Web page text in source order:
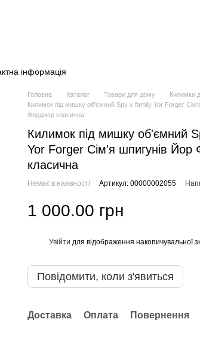
інформація
Головна Каталог Товари для дому
Килимки
Килимок під мишку об'ємний Spy x family Yor Forger
Форджер класична
Килимок під мишку об'ємний
Yor Forger Сім'я шпигунів Йор
класична
Немає в наявності Артикул: 00000002055
1 000.00 грн
Увійти для відображення накопичувальної
Повідомити, коли з'явиться
Доставка Оплата Повернення